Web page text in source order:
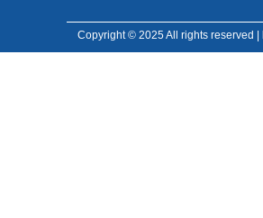
Copyright © 2025 All rights reserved |